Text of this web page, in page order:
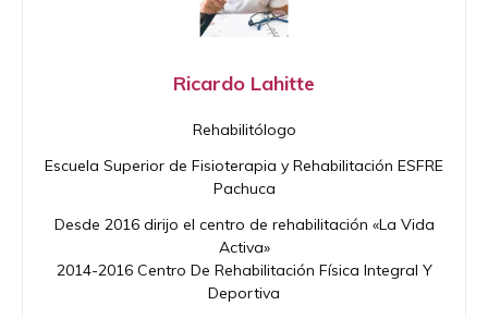
Ricardo Lahitte
Rehabilitólogo
Escuela Superior de Fisioterapia y Rehabilitación ESFRE
Pachuca
Desde 2016 dirijo el centro de rehabilitación «La Vida
Activa»
2014-2016 Centro De Rehabilitación Física Integral Y
Deportiva